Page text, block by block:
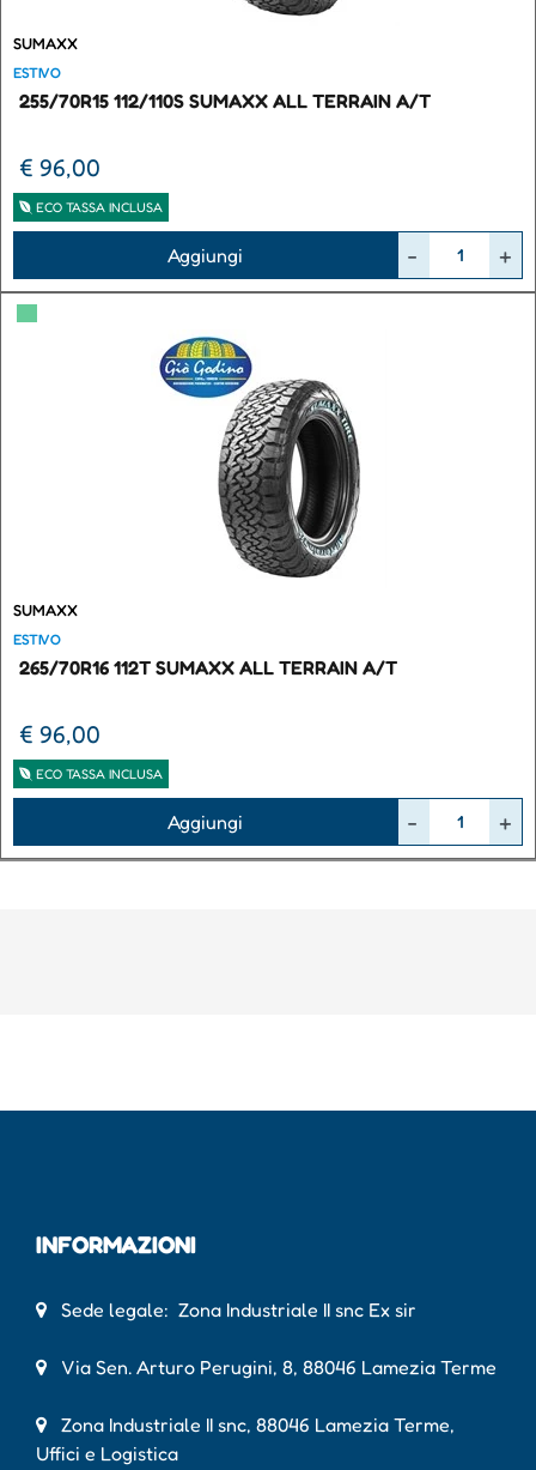
SUMAXX
ESTIVO
255/70R15 112/110S SUMAXX ALL TERRAIN A/T
€ 96,00
ECO TASSA INCLUSA
Aggiungi
▀
SUMAXX
ESTIVO
265/70R16 112T SUMAXX ALL TERRAIN A/T
€ 96,00
ECO TASSA INCLUSA
Aggiungi
INFORMAZIONI
Sede legale: Zona Industriale II snc Ex sir
Via Sen. Arturo Perugini, 8, 88046 Lamezia Terme
Zona Industriale II snc, 88046 Lamezia Terme,
Uffici e Logistica